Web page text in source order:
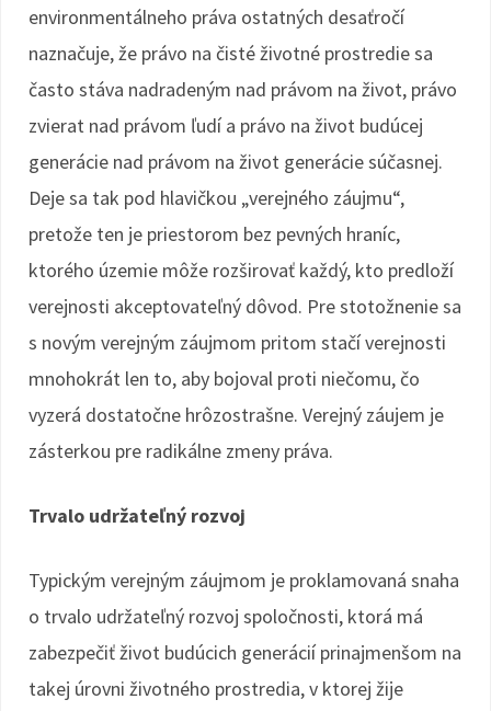
environmentálneho práva ostatných desaťročí
naznačuje, že právo na čisté životné prostredie sa
často stáva nadradeným nad právom na život, právo
zvierat nad právom ľudí a právo na život budúcej
generácie nad právom na život generácie súčasnej.
Deje sa tak pod hlavičkou „verejného záujmu“,
pretože ten je priestorom bez pevných hraníc,
ktorého územie môže rozširovať každý, kto predloží
verejnosti akceptovateľný dôvod. Pre stotožnenie sa
s novým verejným záujmom pritom stačí verejnosti
mnohokrát len to, aby bojoval proti niečomu, čo
vyzerá dostatočne hrôzostrašne. Verejný záujem je
zásterkou pre radikálne zmeny práva.
Trvalo udržateľný rozvoj
Typickým verejným záujmom je proklamovaná snaha
o trvalo udržateľný rozvoj spoločnosti, ktorá má
zabezpečiť život budúcich generácií prinajmenšom na
takej úrovni životného prostredia, v ktorej žije